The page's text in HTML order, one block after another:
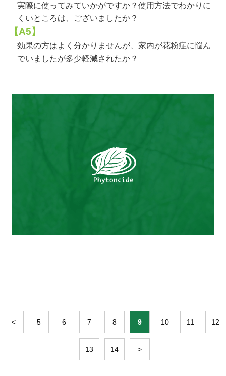
実際に使ってみていかがですか？使用方法でわかりに
くいところは、ございましたか？
【A5】
効果の方はよく分かりませんが、家内が花粉症に悩ん
でいましたが多少軽減されたか？
< 5 6 7 8 9 10 11 12
13 14 >